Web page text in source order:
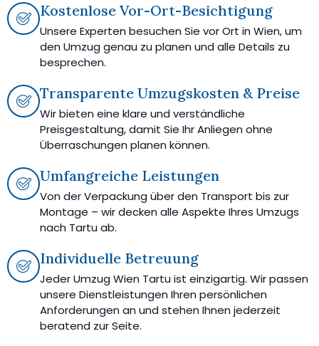
Kostenlose Vor-Ort-Besichtigung
Unsere Experten besuchen Sie vor Ort in Wien, um
den Umzug genau zu planen und alle Details zu
besprechen.
Transparente Umzugskosten & Preise
Wir bieten eine klare und verständliche
Preisgestaltung, damit Sie Ihr Anliegen ohne
Überraschungen planen können.
Umfangreiche Leistungen
Von der Verpackung über den Transport bis zur
Montage – wir decken alle Aspekte Ihres Umzugs
nach Tartu ab.
Individuelle Betreuung
Jeder Umzug Wien Tartu ist einzigartig. Wir passen
unsere Dienstleistungen Ihren persönlichen
Anforderungen an und stehen Ihnen jederzeit
beratend zur Seite.